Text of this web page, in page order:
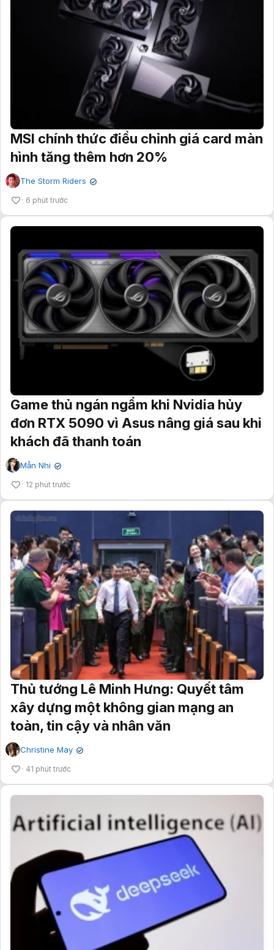
MSI chính thức điều chỉnh giá card màn
hình tăng thêm hơn 20%
The Storm Riders ✔
6 phút trước
Game thủ ngán ngẩm khi Nvidia hủy
đơn RTX 5090 vì Asus nâng giá sau khi
khách đã thanh toán
Mẫn Nhi ✔
12 phút trước
Thủ tướng Lê Minh Hưng: Quyết tâm
xây dựng một không gian mạng an
toàn, tin cậy và nhân văn
Christine May ✔
41 phút trước